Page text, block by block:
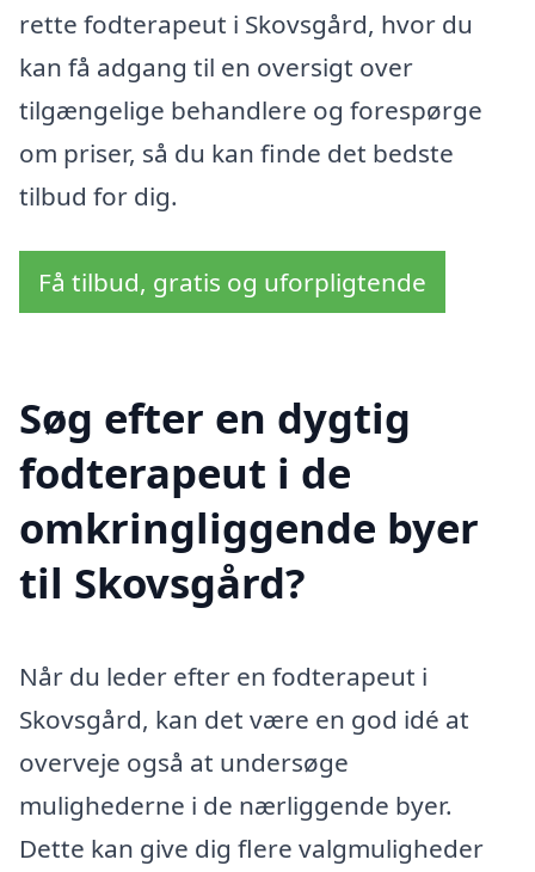
rette fodterapeut i Skovsgård, hvor du
kan få adgang til en oversigt over
tilgængelige behandlere og forespørge
om priser, så du kan finde det bedste
tilbud for dig.
Få tilbud, gratis og uforpligtende
Søg efter en dygtig
fodterapeut i de
omkringliggende byer
til Skovsgård?
Når du leder efter en fodterapeut i
Skovsgård, kan det være en god idé at
overveje også at undersøge
mulighederne i de nærliggende byer.
Dette kan give dig flere valgmuligheder